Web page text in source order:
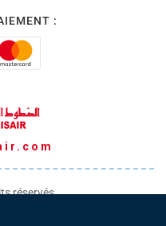
:
réservés